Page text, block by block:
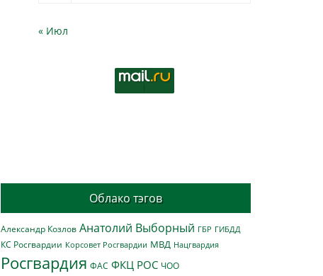
« Июл
Облако тэгов
Александр Козлов Анатолий Выборный ГБР ГИБДД
КС Росгвардии Корсовет Росгвардии МВД Нацгвардия
Росгвардия ФАС ФКЦ РОС ЧОО